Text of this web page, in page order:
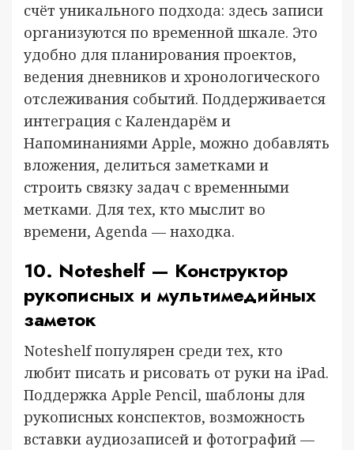
счёт уникального подхода: здесь записи
организуются по временной шкале. Это
удобно для планирования проектов,
ведения дневников и хронологического
отслеживания событий. Поддерживается
интеграция с Календарём и
Напоминаниями Apple, можно добавлять
вложения, делиться заметками и
строить связку задач с временными
метками. Для тех, кто мыслит во
времени, Agenda — находка.
10. Noteshelf — Конструктор
рукописных и мультимедийных
заметок
Noteshelf популярен среди тех, кто
любит писать и рисовать от руки на iPad.
Поддержка Apple Pencil, шаблоны для
рукописных конспектов, возможность
вставки аудиозаписей и фотографий —